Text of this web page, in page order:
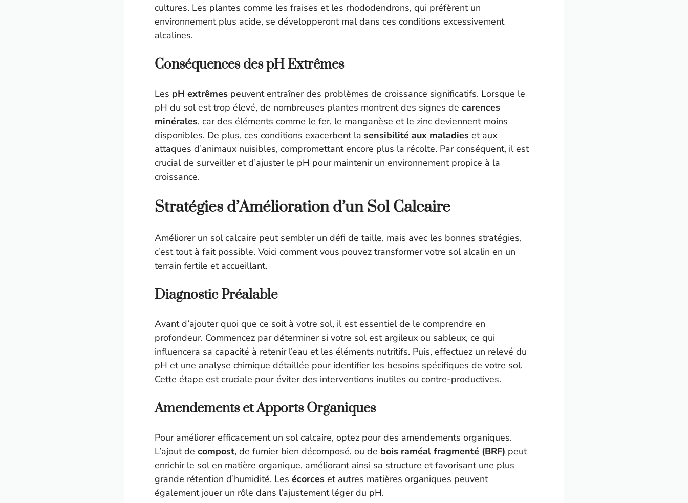
cultures. Les plantes comme les fraises et les rhododendrons, qui préfèrent un
environnement plus acide, se développeront mal dans ces conditions excessivement
alcalines.
Conséquences des pH Extrêmes
Les pH extrêmes peuvent entraîner des problèmes de croissance significatifs. Lorsque le
pH du sol est trop élevé, de nombreuses plantes montrent des signes de carences
minérales, car des éléments comme le fer, le manganèse et le zinc deviennent moins
disponibles. De plus, ces conditions exacerbent la sensibilité aux maladies et aux
attaques d’animaux nuisibles, compromettant encore plus la récolte. Par conséquent, il est
crucial de surveiller et d’ajuster le pH pour maintenir un environnement propice à la
croissance.
Stratégies d’Amélioration d’un Sol Calcaire
Améliorer un sol calcaire peut sembler un défi de taille, mais avec les bonnes stratégies,
c’est tout à fait possible. Voici comment vous pouvez transformer votre sol alcalin en un
terrain fertile et accueillant.
Diagnostic Préalable
Avant d’ajouter quoi que ce soit à votre sol, il est essentiel de le comprendre en
profondeur. Commencez par déterminer si votre sol est argileux ou sableux, ce qui
influencera sa capacité à retenir l’eau et les éléments nutritifs. Puis, effectuez un relevé du
pH et une analyse chimique détaillée pour identifier les besoins spécifiques de votre sol.
Cette étape est cruciale pour éviter des interventions inutiles ou contre-productives.
Amendements et Apports Organiques
Pour améliorer efficacement un sol calcaire, optez pour des amendements organiques.
L’ajout de compost, de fumier bien décomposé, ou de bois raméal fragmenté (BRF) peut
enrichir le sol en matière organique, améliorant ainsi sa structure et favorisant une plus
grande rétention d’humidité. Les écorces et autres matières organiques peuvent
également jouer un rôle dans l’ajustement léger du pH.